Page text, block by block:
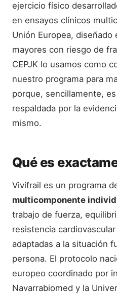
ejercicio físico
en ensayos clínicos
Unión Europea,
mayores con riesgo de
CEPJK lo usamos como
nuestro programa para
porque, sencillamente,
respaldada por la
mismo.
Qué es
Vivifrail es un programa
multicomponente
trabajo de fuerza,
resistencia
adaptadas a la situación
persona. El protocolo
europeo coordinado por
Navarrabiomed y la